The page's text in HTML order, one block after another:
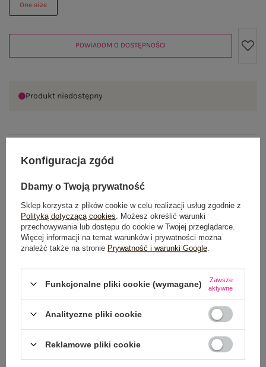
One size
POWIADOM O DOSTĘPNOŚCI
Produkt niedostępny
OPINIE O PRODUKCIE (0)
WYSYŁKA I DOSTAWA
Konfiguracja zgód
Dbamy o Twoją prywatność
Sklep korzysta z plików cookie w celu realizacji usług zgodnie z
Polityką dotyczącą cookies . Możesz określić warunki
przechowywania lub dostępu do cookie w Twojej przeglądarce.
Więcej informacji na temat warunków i prywatności można
znaleźć także na stronie Prywatność i warunki Google
Funkcjonalne pliki cookie (wymagane)
Zawsze
aktywne
Analityczne pliki cookie
Reklamowe pliki cookie